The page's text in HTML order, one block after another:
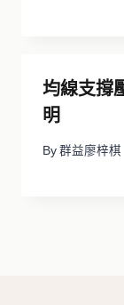
均線支撐
明
By 群益廖梓棋